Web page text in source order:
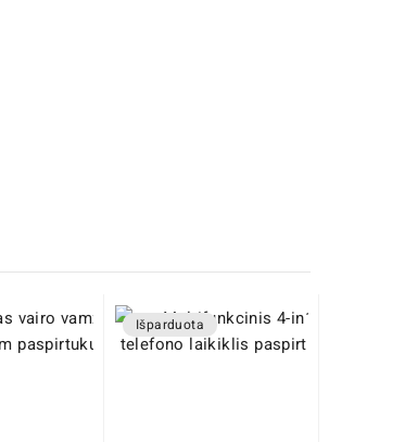
Išparduota